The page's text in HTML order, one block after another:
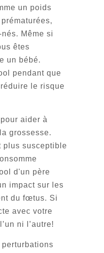
un poids
Même si
êtes
un bébé.
pendant que
le risque
aider à
grossesse.
plus susceptible
d'un père
impact sur les
du fœtus. Si
avec votre
ni l’autre!